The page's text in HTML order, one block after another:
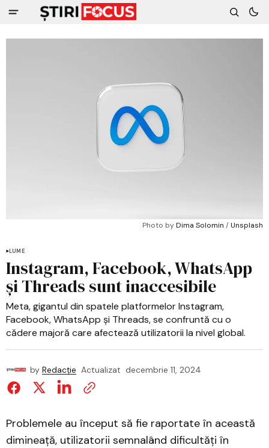
Photo by Dima Solomin / Unsplash
LUME
Instagram, Facebook, WhatsApp
și Threads sunt inaccesibile
Meta, gigantul din spatele platformelor Instagram,
Facebook, WhatsApp și Threads, se confruntă cu o
cădere majoră care afectează utilizatorii la nivel global.
by Redacție Actualizat decembrie 11, 2024
Problemele au început să fie raportate în această
dimineață, utilizatorii semnalând dificultăți în